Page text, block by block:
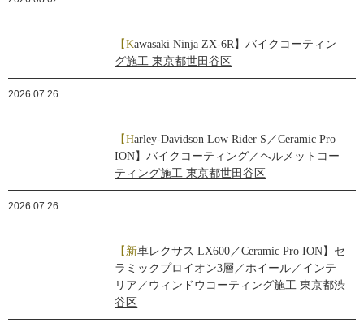
【Kawasaki Ninja ZX-6R】バイクコーティン
グ施工 東京都世田谷区
2026.07.26
【Harley-Davidson Low Rider S／Ceramic Pro
ION】バイクコーティング／ヘルメットコー
ティング施工 東京都世田谷区
2026.07.26
【新車レクサス LX600／Ceramic Pro ION】セ
ラミックプロイオン3層／ホイール／インテ
リア／ウィンドウコーティング施工 東京都渋
谷区